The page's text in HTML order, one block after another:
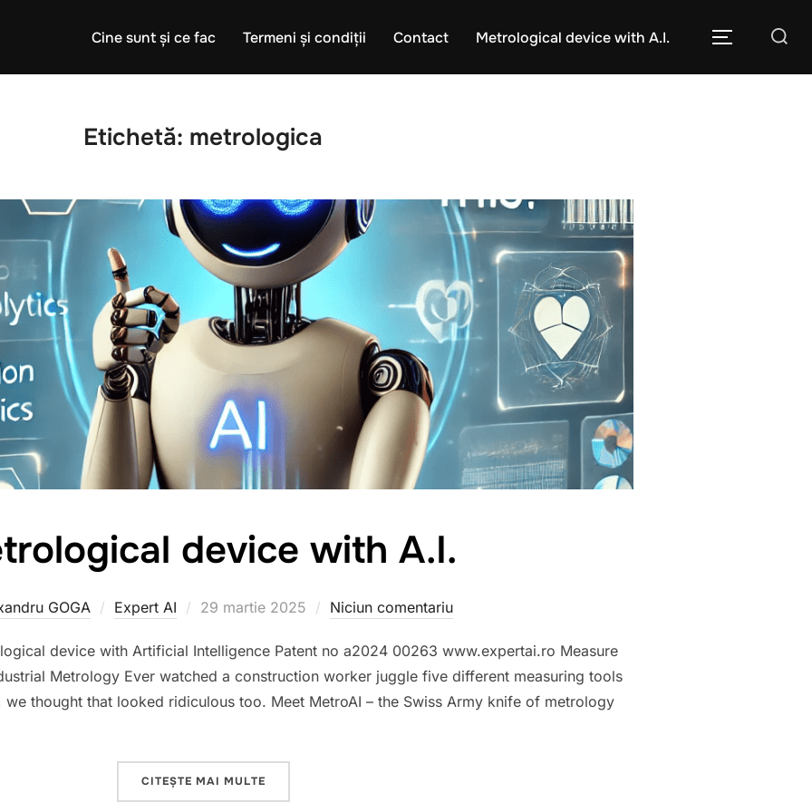
Cine sunt și ce fac Termeni și condiții Contact Metrological device with A.I.
Caută COMUTĂ
Etichetă: metrologica
device with A.I.
GOGA Expert AI
Publicat
29 martie 2025 Niciun comentariu
device with Artificial Intelligence Patent no a2024 00263 www.expertai.ro Measure
Metrology Ever watched a construction worker juggle five different measuring tools
we thought that looked ridiculous too. Meet MetroAI – the Swiss Army knife of metrology
CITEȘTE MAI MULTE„METROLOGICAL DEVICE WITH A.I.”